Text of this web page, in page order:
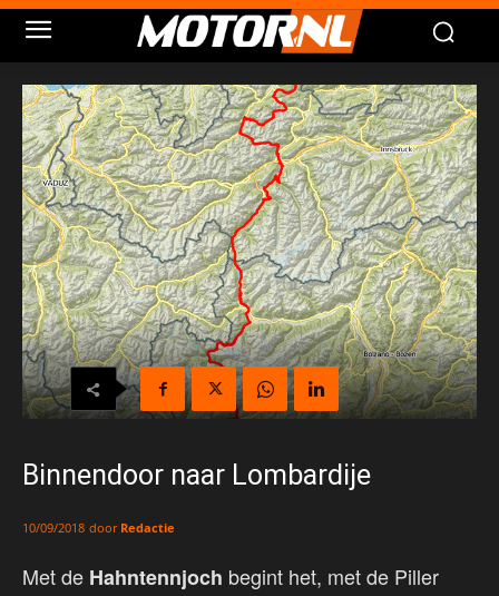
Binnendoor naar Lombardije
10/09/2018 door Redactie
Met de Hahntennjoch begint het, met de Piller